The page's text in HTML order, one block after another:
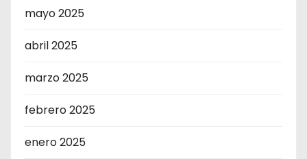
mayo 2025
abril 2025
marzo 2025
febrero 2025
enero 2025